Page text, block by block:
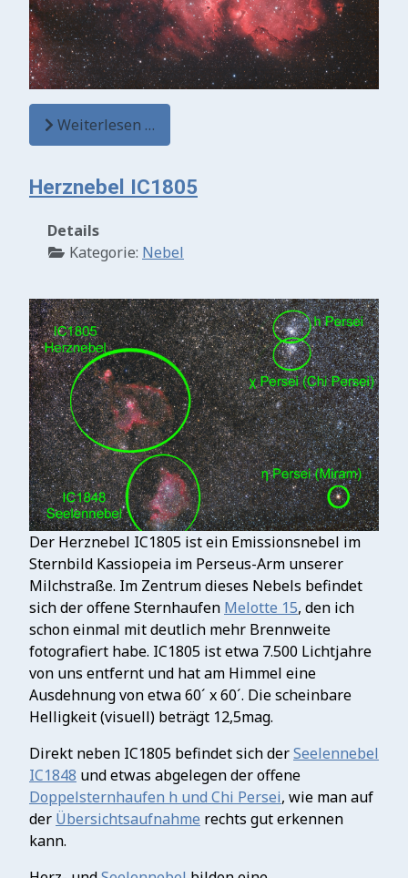
Weiterlesen …
Herznebel IC1805
Details
Kategorie: Nebel
Der Herznebel IC1805 ist ein Emissionsnebel im
Sternbild Kassiopeia im Perseus-Arm unserer
Milchstraße. Im Zentrum dieses Nebels befindet
sich der offene Sternhaufen Melotte 15, den ich
schon einmal mit deutlich mehr Brennweite
fotografiert habe. IC1805 ist etwa 7.500 Lichtjahre
von uns entfernt und hat am Himmel eine
Ausdehnung von etwa 60´ x 60´. Die scheinbare
Helligkeit (visuell) beträgt 12,5mag.
Direkt neben IC1805 befindet sich derSeelennebel
IC1848 und etwas abgelegen der offene
Doppelsternhaufen h und Chi Persei, wie man auf
der Übersichtsaufnahme rechts gut erkennen
kann.